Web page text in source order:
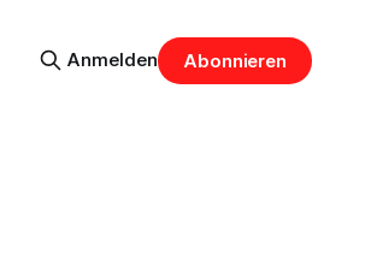
Anmelden Abonnieren